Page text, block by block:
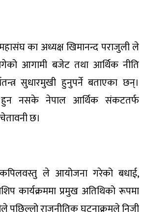
का अध्यक्ष खिमानन्द पराजुली ले
आगामी बजेट तथा आर्थिक नीति
सुधारमुखी हुनुपर्ने बताएका छन्।
नसके नेपाल आर्थिक संकटतर्फ
छ।
कपिलवस्तु ले आयोजना गरेको बधाई,
कार्यक्रममा प्रमुख अतिथिको रूपमा